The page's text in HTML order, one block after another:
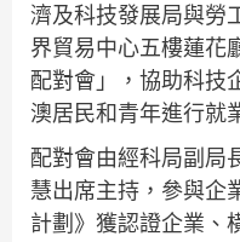
濟及科技發展局與勞
界貿易中心五樓蓮花
配對會」，協助科技
澳居民和青年進行就
配對會由經科局副局
慧出席主持，參與企
計劃》獲認證企業、